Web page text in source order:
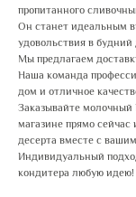
пропитанного
Он станет идеальным
удовольствия в будний
Мы предлагаем
Наша команда
дом и отличное
Заказывайте молочный
магазине прямо сейчас
десерта вместе с
Индивидуальный
кондитера любую идею!